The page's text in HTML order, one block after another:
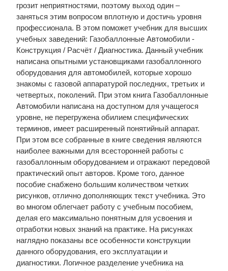
грозит неприятностями, поэтому выход один –
заняться этим вопросом вплотную и достичь уровня
профессионала. В этом поможет учебник для высших
учебных заведений: Газобаллонные Автомобили -
Конструкция / Расчёт / Диагностика. Данный учебник
написана опытными установщиками газобаллонного
оборудования для автомобилей, которые хорошо
знакомы с газовой аппаратурой последних, третьих и
четвертых, поколений. При этом книга Газобаллонные
Автомобили написана на доступном для учащегося
уровне, не перегружена обилием специфических
терминов, имеет расширенный понятийный аппарат.
При этом все собранные в книге сведения являются
наиболее важными для всесторонней работы с
газобаллонным оборудованием и отражают передовой
практический опыт авторов. Кроме того, данное
пособие снабжено большим количеством четких
рисунков, отлично дополняющих текст учебника. Это
во многом облегчает работу с учебным пособием,
делая его максимально понятным для усвоения и
отработки новых знаний на практике. На рисунках
наглядно показаны все особенности конструкции
данного оборудования, его эксплуатации и
диагностики. Логичное разделение учебника на